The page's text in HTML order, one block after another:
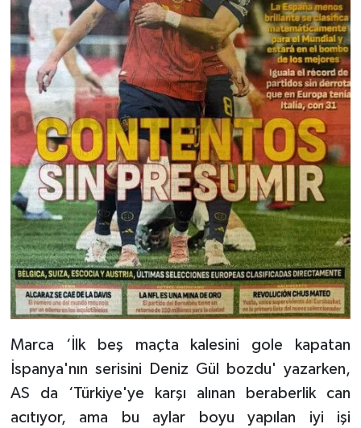
Marca ‘İlk beş maçta kalesini gole kapatan
İspanya'nın serisini Deniz Gül bozdu' yazarken,
AS da ‘Türkiye'ye karşı alınan beraberlik can
acıtıyor, ama bu aylar boyu yapılan iyi işi